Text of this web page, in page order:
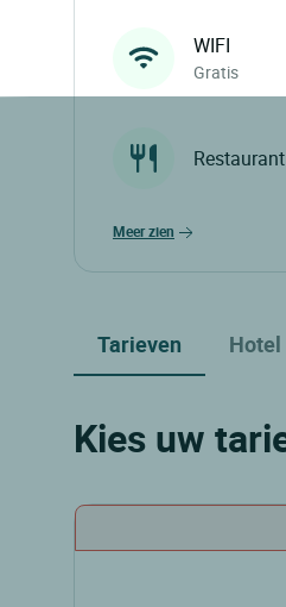
WIFI
Gratis
Restaurant
meer zien
Tarieven Hotel
Kies uw